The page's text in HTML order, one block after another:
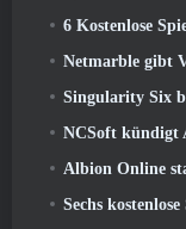
6 Kostenlose Spiele
Netmarble gibt
Singularity Six bietet
NCSoft kündigt
Albion Online startet
Sechs kostenlose